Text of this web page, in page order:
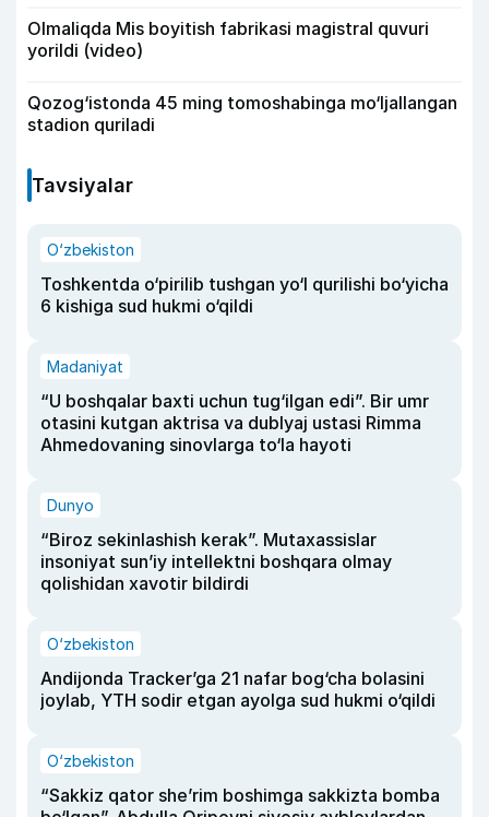
Olmaliqda Mis boyitish fabrikasi magistral quvuri
yorildi (video)
Qozog‘istonda 45 ming tomoshabinga mo‘ljallangan
stadion quriladi
Tavsiyalar
O‘zbekiston
Toshkentda o‘pirilib tushgan yo‘l qurilishi bo‘yicha
6 kishiga sud hukmi o‘qildi
Madaniyat
“U boshqalar baxti uchun tug‘ilgan edi”. Bir umr
otasini kutgan aktrisa va dublyaj ustasi Rimma
Ahmedovaning sinovlarga to‘la hayoti
Dunyo
“Biroz sekinlashish kerak”. Mutaxassislar
insoniyat sun’iy intellektni boshqara olmay
qolishidan xavotir bildirdi
O‘zbekiston
Andijonda Tracker’ga 21 nafar bog‘cha bolasini
joylab, YTH sodir etgan ayolga sud hukmi o‘qildi
O‘zbekiston
“Sakkiz qator she’rim boshimga sakkizta bomba